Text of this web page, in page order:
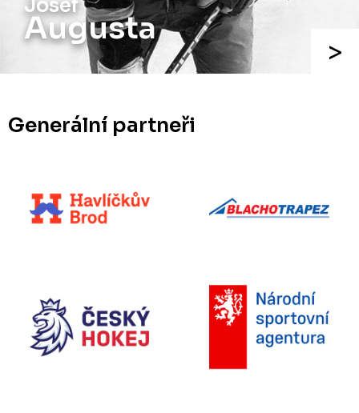
Josef
Augusta
Generální partneři